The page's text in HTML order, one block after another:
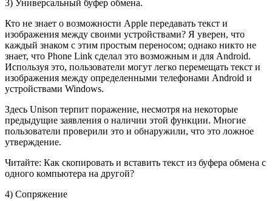
3) Универсальный буфер обмена.
Кто не знает о возможности Apple передавать текст и
изображения между своими устройствами? Я уверен, что
каждый знаком с этим простым переносом; однако никто не
знает, что Phone Link сделал это возможным и для Android.
Используя это, пользователи могут легко перемещать текст и
изображения между определенными телефонами Android и
устройствами Windows.
Здесь Unison терпит поражение, несмотря на некоторые
предыдущие заявления о наличии этой функции. Многие
пользователи проверили это и обнаружили, что это ложное
утверждение.
Читайте: Как скопировать и вставить текст из буфера обмена с
одного компьютера на другой?
4) Сопряжение